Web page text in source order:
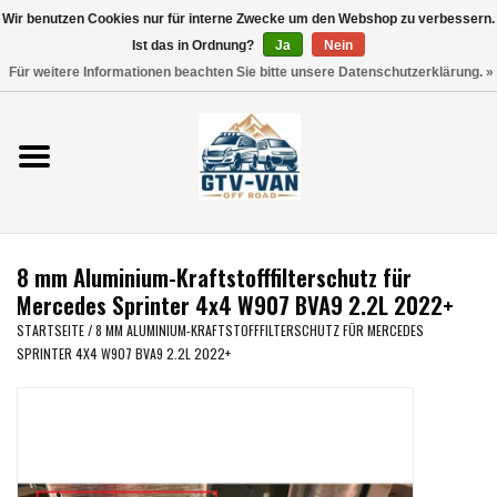
Verwende
die
nach
oben
und
unten,
verfügbare
Ergebnis
auszuwählen.
Vito / V-Klasse 447
Viano /Vito 639
VW T7 2025
VW T6
VW CRAFTER / MAN TGE
8 mm Aluminium-Kraftstofffilterschutz für
Mercedes Sprinter 4x4 W907 BVA9 2.2L 2022+
STARTSEITE/8 MM ALUMINIUM-KRAFTSTOFFFILTERSCHUTZ FÜR MERCEDES
SPRINTER 4X4 W907 BVA9 2.2L 2022+
Wir benutzen Cookies nur für interne Zwecke um den Webshop zu verbessern.
Ist das in Ordnung?
Ja
Nein
Für weitere Informationen beachten Sie bitte unsere Datenschutzerklärung. »